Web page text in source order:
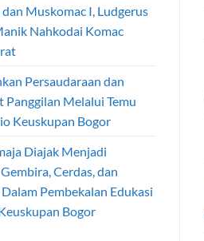
Muskomac I, Ludgerus
Nahkodai Komac
Persaudaraan dan
Panggilan Melalui Temu
Keuskupan Bogor
Diajak Menjadi
Cerdas, dan
Pembekalan Edukasi
Bogor